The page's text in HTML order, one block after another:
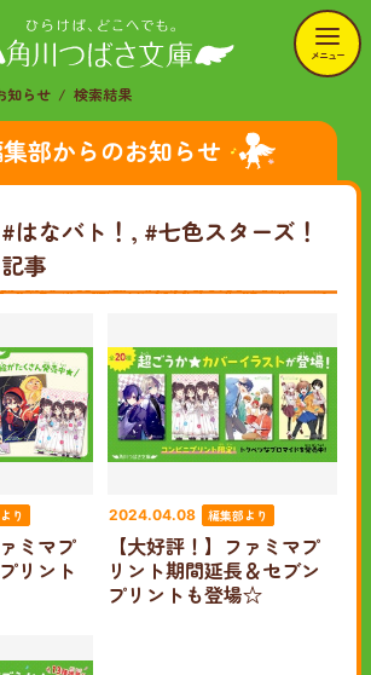
メニュー
知らせ 検索結果
部からのお知らせ
はなバト！, #七色スターズ！
事
り
ミマプ
リント
2024.04.08 編集部より
【大好評！】ファミマプ
リント期間延長＆セブン
プリントも登場☆